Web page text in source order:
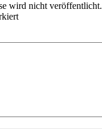
wird nicht veröffentlicht.